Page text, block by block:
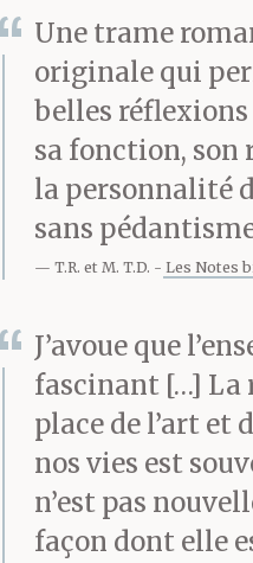
vieil
dans son
l’arrière de
Son « yard
il aurait dit.
assis sur un
sur une
cuisine. La
était
jardin. Sous
cognassier.
Une trame
originale qui
belles
sa fonction, son
la personnalité
sans
T.R. et M. T.D. Les Notes
J’avoue que
fascinant […] La
place de l’art et
nos vies est
n’est pas
façon dont elle